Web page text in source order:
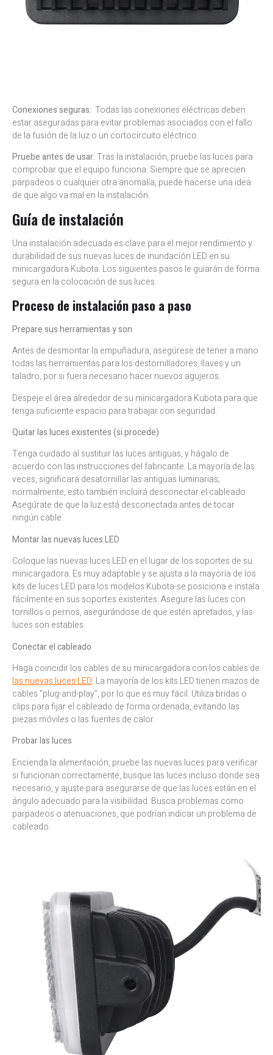
Conexiones seguras: Todas las conexiones eléctricas deben
estar aseguradas para evitar problemas asociados con el fallo
de la fusión de la luz o un cortocircuito eléctrico.
Pruebe antes de usar:Tras la instalación, pruebe las luces para
comprobar que el equipo funciona. Siempre que se aprecien
parpadeos o cualquier otra anomalía, puede hacerse una idea
de que algo va mal en la instalación.
Guía de instalación
Una instalación adecuada es clave para el mejor rendimiento y
durabilidad de sus nuevas luces de inundación LED en su
minicargadora Kubota. Los siguientes pasos le guiarán de forma
segura en la colocación de sus luces.
Proceso de instalación paso a paso
Prepare sus herramientas y son
Antes de desmontar la empuñadura, asegúrese de tener a mano
todas las herramientas para los destornilladores, llaves y un
taladro, por si fuera necesario hacer nuevos agujeros.
Despeje el área alrededor de su minicargadora Kubota para que
tenga suficiente espacio para trabajar con seguridad.
Quitar las luces existentes (si procede)
Tenga cuidado al sustituir las luces antiguas, y hágalo de
acuerdo con las instrucciones del fabricante. La mayoría de las
veces, significará desatornillar las antiguas luminarias;
normalmente, esto también incluirá desconectar el cableado.
Asegúrate de que la luz está desconectada antes de tocar
ningún cable.
Montar las nuevas luces LED
Coloque las nuevas luces LED en el lugar de los soportes de su
minicargadora. Es muy adaptable y se ajusta a la mayoría de los
kits de luces LED para los modelos Kubota-se posiciona e instala
fácilmente en sus soportes existentes. Asegure las luces con
tornillos o pernos, asegurándose de que estén apretados, y las
luces son estables.
Conectar el cableado
Haga coincidir los cables de su minicargadora con los cables de
las nuevas luces LED. La mayoría de los kits LED tienen mazos de
cables "plug-and-play", por lo que es muy fácil. Utiliza bridas o
clips para fijar el cableado de forma ordenada, evitando las
piezas móviles o las fuentes de calor.
Probar las luces
Encienda la alimentación, pruebe las nuevas luces para verificar
si funcionan correctamente, busque las luces incluso donde sea
necesario, y ajuste para asegurarse de que las luces están en el
ángulo adecuado para la visibilidad. Busca problemas como
parpadeos o atenuaciones, que podrían indicar un problema de
cableado.